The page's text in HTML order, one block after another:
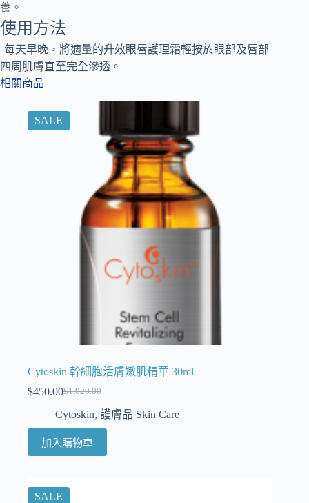
養。
使用方法
每天早晚，將適量的升效眼唇護理霜輕按於眼部及唇部
四周肌膚直至完全滲透。
相關商品
SALE
Cytoskin 幹細胞活膚嫩肌精華 30ml
$1,020.00
$450.00
Cytoskin, 護膚品 Skin Care
加入購物車
SALE